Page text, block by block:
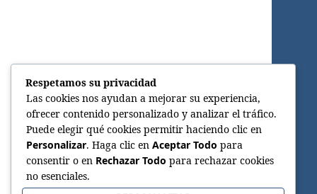
Respetamos su privacidad
Las cookies nos ayudan a mejorar su experiencia,
ofrecer contenido personalizado y analizar el tráfico.
Puede elegir qué cookies permitir haciendo clic en
Personalizar. Haga clic en Aceptar Todo para
consentir o en Rechazar Todo para rechazar cookies
no esenciales.